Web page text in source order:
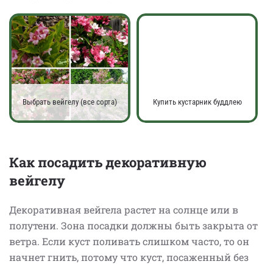
Выбрать вейгелу (все сорта) Купить кустарник буддлею
Как посадить декоративную
вейгелу
Декоративная вейгела растет на солнце или в
полутени. Зона посадки должны быть закрыта от
ветра. Если куст поливать слишком часто, то он
начнет гнить, потому что куст, посаженный без